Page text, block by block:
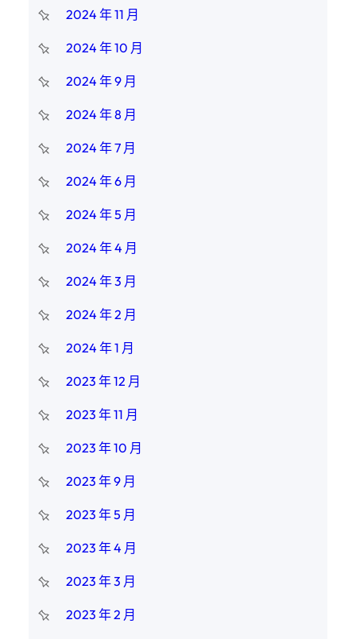
2024 年 11 月
2024 年 10 月
2024 年 9 月
2024 年 8 月
2024 年 7 月
2024 年 6 月
2024 年 5 月
2024 年 4 月
2024 年 3 月
2024 年 2 月
2024 年 1 月
2023 年 12 月
2023 年 11 月
2023 年 10 月
2023 年 9 月
2023 年 5 月
2023 年 4 月
2023 年 3 月
2023 年 2 月